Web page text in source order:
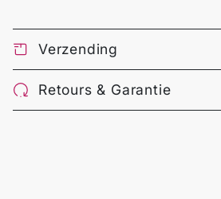
Verzending
Retours & Garantie